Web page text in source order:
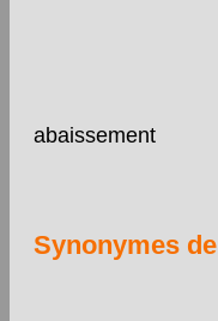
abaissement
Synonymes de